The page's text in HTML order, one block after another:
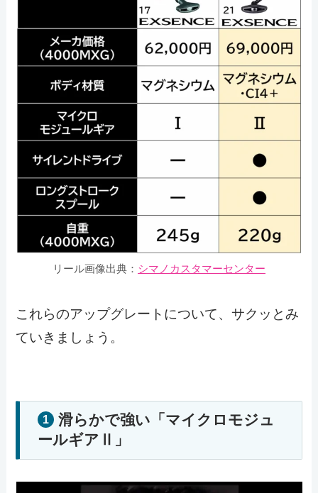
リール画像出典： シマノカスタマーセンター
これらのアップグレートについて、サクッとみ
ていきましょう。
1
滑らかで強い「マイクロモジュ
ールギアⅡ」